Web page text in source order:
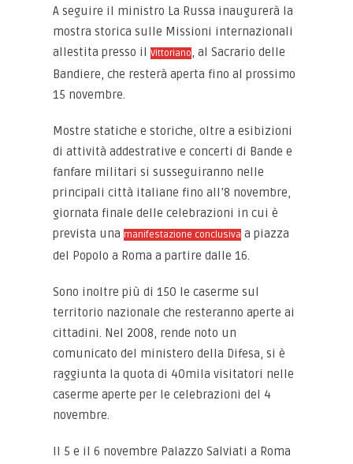
A seguire il ministro La Russa inaugurerà la
mostra storica sulle Missioni internazionali
allestita presso ilVittoriano, al Sacrario delle
Bandiere, che resterà aperta fino al prossimo
15 novembre.
Mostre statiche e storiche, oltre a esibizioni
di attività addestrative e concerti di Bande e
fanfare militari si susseguiranno nelle
principali città italiane fino all’8 novembre,
giornata finale delle celebrazioni in cui è
prevista unamanifestazione conclusiva a piazza
del Popolo a Roma a partire dalle 16.
Sono inoltre più di 150 le caserme sul
territorio nazionale che resteranno aperte ai
cittadini. Nel 2008, rende noto un
comunicato del ministero della Difesa, si è
raggiunta la quota di 40mila visitatori nelle
caserme aperte per le celebrazioni del 4
novembre.
Il 5 e il 6 novembre Palazzo Salviati a Roma